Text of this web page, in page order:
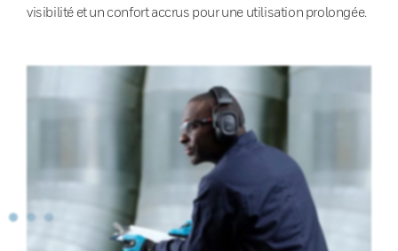
visibilité et un confort accrus pour une utilisation prolongée.